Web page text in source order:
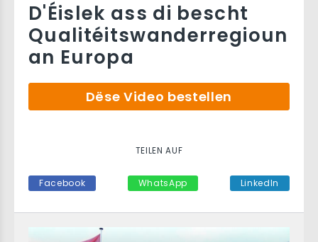
D'Éislek ass di bescht
Qualitéitswanderregioun
an Europa
Dëse Video bestellen
TEILEN AUF
Facebook WhatsApp LinkedIn